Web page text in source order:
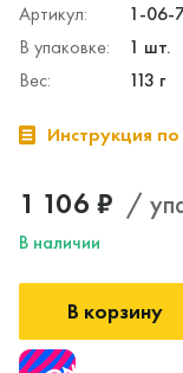
Артикул:
1-06-
В упаковке:
1 шт.
Вес:
113 г
Инструкция
1 106 ₽ /
В наличии
В корзину